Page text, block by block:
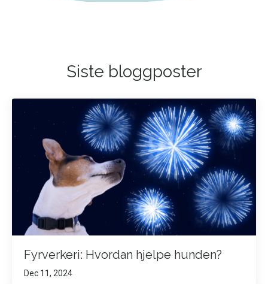
Siste bloggposter
Fyrverkeri: Hvordan hjelpe hunden?
Dec 11, 2024